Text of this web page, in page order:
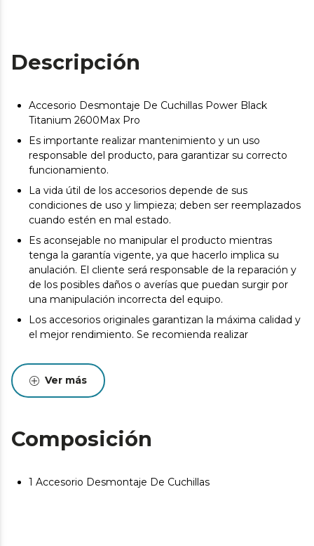
Descripción
Accesorio Desmontaje De Cuchillas Power Black
Titanium 2600Max Pro
Es importante realizar mantenimiento y un uso
responsable del producto, para garantizar su correcto
funcionamiento.
La vida útil de los accesorios depende de sus
condiciones de uso y limpieza; deben ser reemplazados
cuando estén en mal estado.
Es aconsejable no manipular el producto mientras
tenga la garantía vigente, ya que hacerlo implica su
anulación. El cliente será responsable de la reparación y
de los posibles daños o averías que puedan surgir por
una manipulación incorrecta del equipo.
Los accesorios originales garantizan la máxima calidad y
el mejor rendimiento. Se recomienda realizar
Ver más
Composición
1 Accesorio Desmontaje De Cuchillas